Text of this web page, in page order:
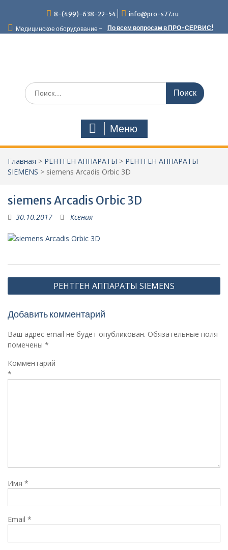
содержимому
8-(499)-638-22-54
info@pro-s77.ru
Медицинское оборудование -
По всем вопросам в ПРО-СЕРВИС!
Поиск
по:
Меню
Главная > РЕНТГЕН АППАРАТЫ > РЕНТГЕН АППАРАТЫ
SIEMENS > siemens Arcadis Orbic 3D
siemens Arcadis Orbic 3D
30.10.2017 Ксения
Навигация
по
записям
РЕНТГЕН АППАРАТЫ SIEMENS
Добавить комментарий
Ваш адрес email не будет опубликован. Обязательные поля
помечены *
Комментарий
*
Имя *
Email *